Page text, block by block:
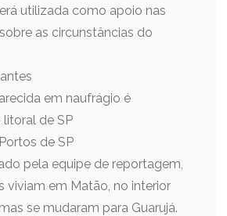
utilizada como apoio nas
as circunstâncias do
em naufrágio é
de SP
de SP
pela equipe de reportagem,
viviam em Matão, no interior
se mudaram para Guarujá.